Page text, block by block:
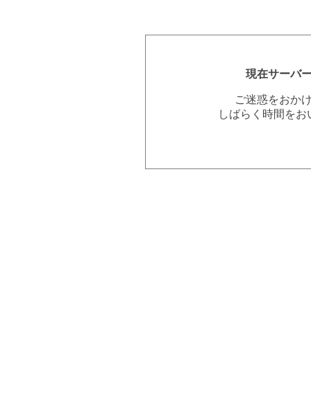
現在サーバ
ご迷惑をおか
しばらく時間を